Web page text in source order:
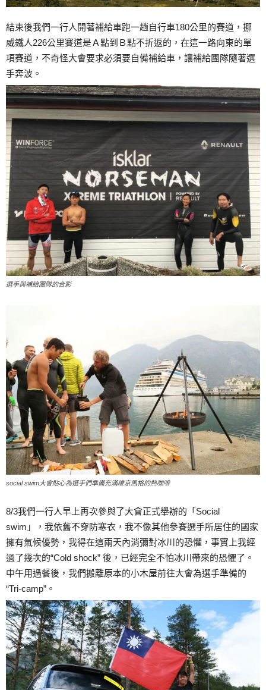
結束後我們一行人開著補給車跑一趟自行車180公里的賽道，挪
威鐵人226公里賽道是Ａ點到Ｂ點不折返的，在這一路向東的單
項賽道，不奇怪大會要求必須要自備補給車，讓補給團隊隨著選
手奔波。
選手與補給團隊的合影
social swim大會貼心為選手們準備充滿維京風格的熱咖啡
8/3我們一行人早上再次參與了大會正式舉辦的「Social
swim」，我依舊不穿防寒衣，我不像其他參賽選手所居住的國家
擁有氣候優勢，我得在這兩天內消彌對冰川的恐懼，事實上我經
過了幾次的“Cold shock” 後，已經完全不怕冰川帶來的恐懼了。
中午用過餐後，我們搬離原本的小木屋前往大會為選手準備的
“Tri-camp”。